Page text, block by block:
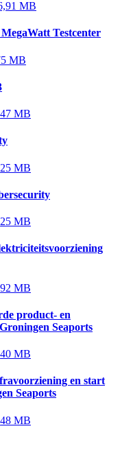
MB
Testcenter
MB
MB
MB
MB
MB
product- en
Seaports
MB
en start
Seaports
MB